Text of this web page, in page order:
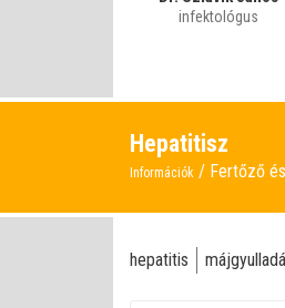
infektológus
Hepatitisz
Információk Fertőző
hepatitis